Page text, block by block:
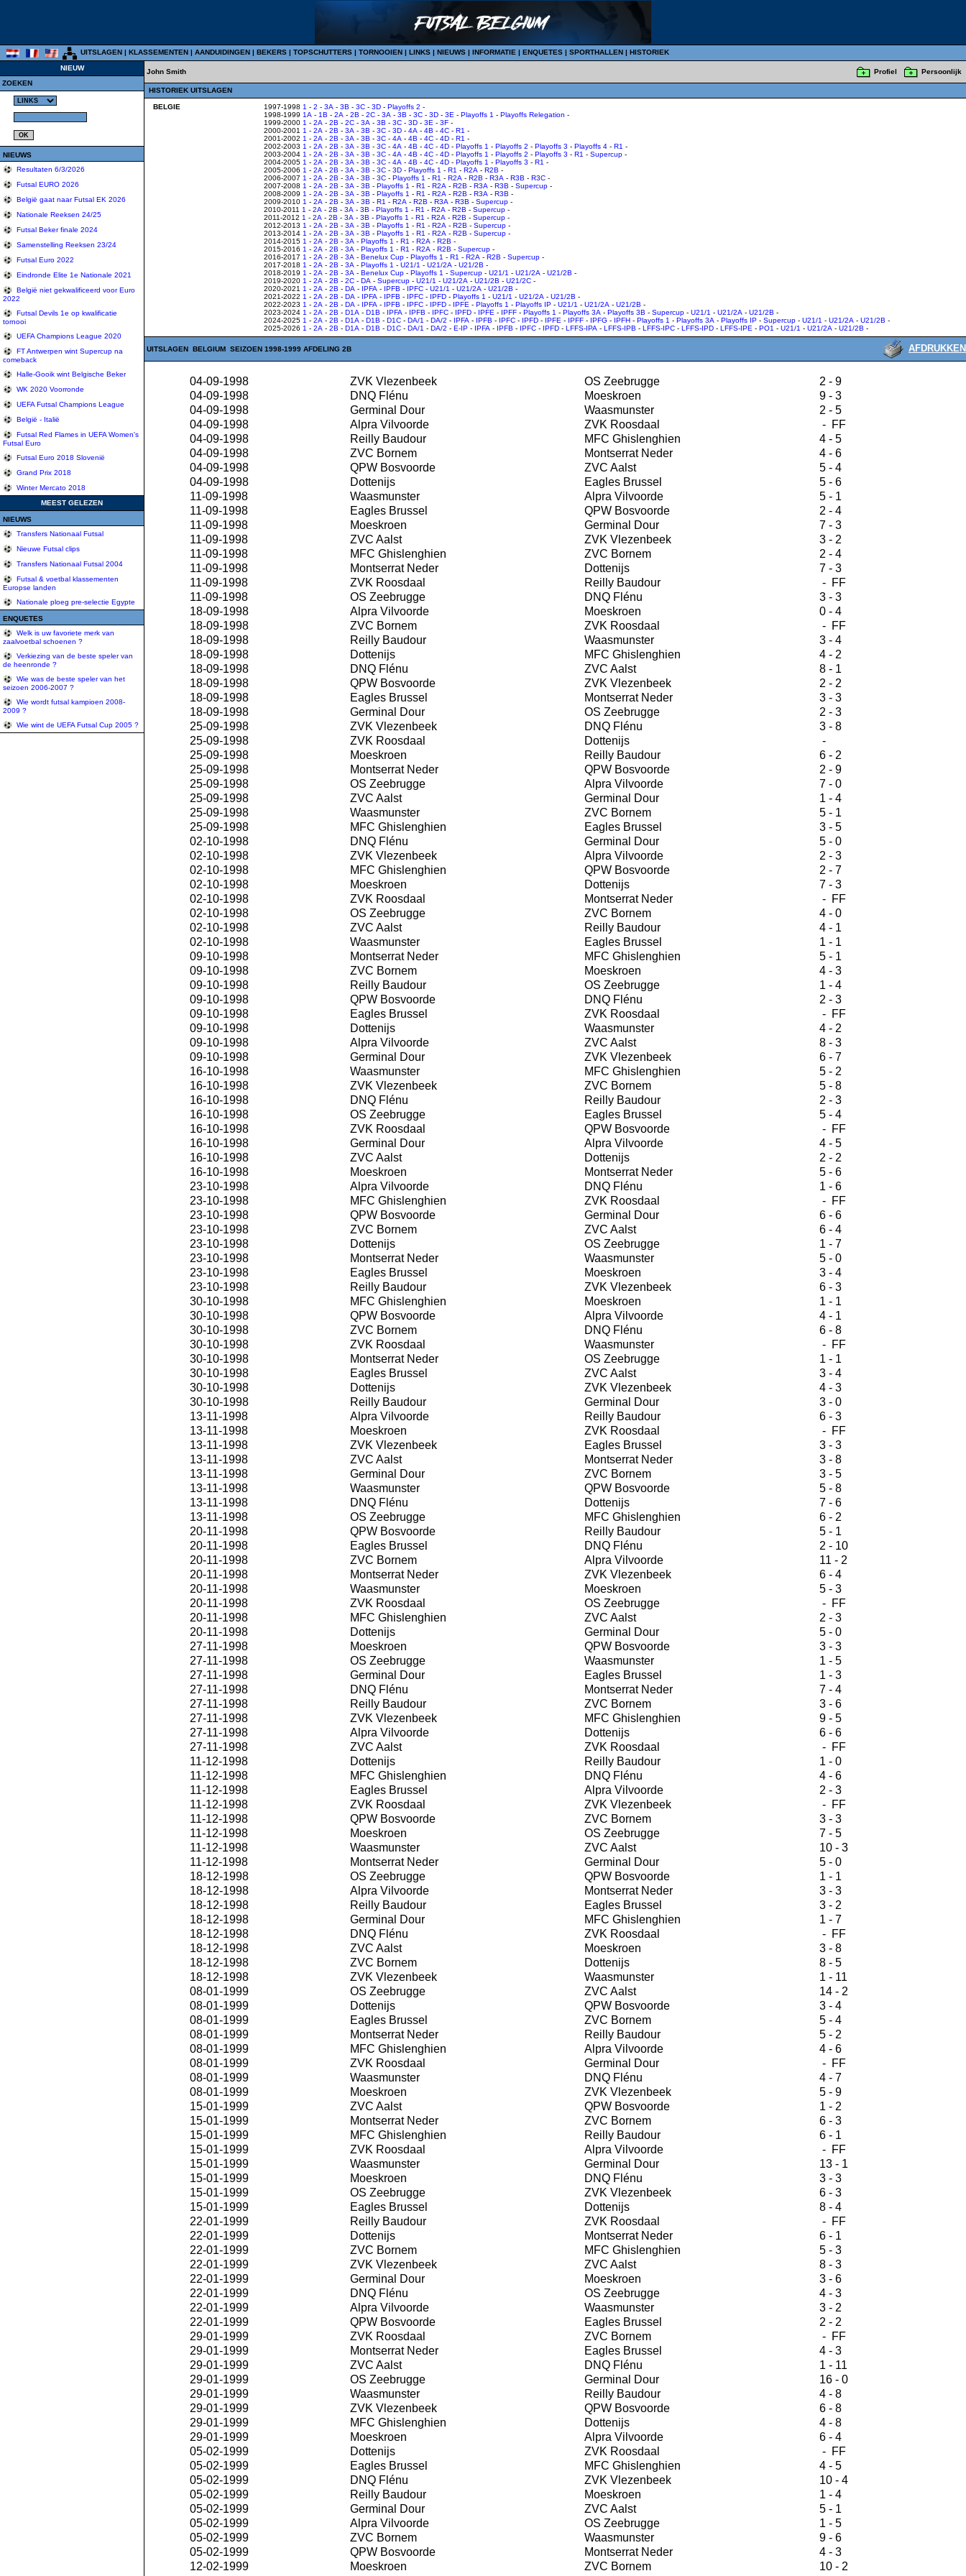
UITSLAGEN | KLASSEMENTEN | AANDUIDINGEN | BEKERS | TOPSCHUTTERS | TORNOOIEN | LINKS | NIEUWS | INFORMATIE | ENQUETES | SPORTHALLEN | HISTORIEK
NIEUW
ZOEKEN
NIEUWS
Resultaten 6/3/2026
Futsal EURO 2026
België gaat naar Futsal EK 2026
Nationale Reeksen 24/25
Futsal Beker finale 2024
Samenstelling Reeksen 23/24
Futsal Euro 2022
Eindronde Elite 1e Nationale 2021
België niet gekwalificeerd voor Euro
2022
Futsal Devils 1e op kwalificatie
tornooi
UEFA Champions League 2020
FT Antwerpen wint Supercup na
comeback
Halle-Gooik wint Belgische Beker
WK 2020 Voorronde
UEFA Futsal Champions League
België - Italië
Futsal Red Flames in UEFA Women's
Futsal Euro
Futsal Euro 2018 Slovenië
Grand Prix 2018
Winter Mercato 2018
MEEST GELEZEN
NIEUWS
Transfers Nationaal Futsal
Nieuwe Futsal clips
Transfers Nationaal Futsal 2004
Futsal & voetbal klassementen
Europse landen
Nationale ploeg pre-selectie Egypte
ENQUETES
Welk is uw favoriete merk van
zaalvoetbal schoenen ?
Verkiezing van de beste speler van
de heenronde ?
Wie was de beste speler van het
seizoen 2006-2007 ?
Wie wordt futsal kampioen 2008-
2009 ?
Wie wint de UEFA Futsal Cup 2005 ?
John Smith Profiel Persoonlijk
HISTORIEK UITSLAGEN
BELGIE 1997-1998 1 - 2 - 3A - 3B - 3C - 3D - Playoffs 2 -
1998-1999 1A - 1B - 2A - 2B - 2C - 3A - 3B - 3C - 3D - 3E - Playoffs 1 - Playoffs Relegation -
1999-2000 1 - 2A - 2B - 2C - 3A - 3B - 3C - 3D - 3E - 3F -
2000-2001 1 - 2A - 2B - 3A - 3B - 3C - 3D - 4A - 4B - 4C - R1 -
2001-2002 1 - 2A - 2B - 3A - 3B - 3C - 4A - 4B - 4C - 4D - R1 -
2002-2003 1 - 2A - 2B - 3A - 3B - 3C - 4A - 4B - 4C - 4D - Playoffs 1 - Playoffs 2 - Playoffs 3 - Playoffs 4 - R1 -
2003-2004 1 - 2A - 2B - 3A - 3B - 3C - 4A - 4B - 4C - 4D - Playoffs 1 - Playoffs 2 - Playoffs 3 - R1 - Supercup -
2004-2005 1 - 2A - 2B - 3A - 3B - 3C - 4A - 4B - 4C - 4D - Playoffs 1 - Playoffs 3 - R1 -
2005-2006 1 - 2A - 2B - 3A - 3B - 3C - 3D - Playoffs 1 - R1 - R2A - R2B -
2006-2007 1 - 2A - 2B - 3A - 3B - 3C - Playoffs 1 - R1 - R2A - R2B - R3A - R3B - R3C -
2007-2008 1 - 2A - 2B - 3A - 3B - Playoffs 1 - R1 - R2A - R2B - R3A - R3B - Supercup -
2008-2009 1 - 2A - 2B - 3A - 3B - Playoffs 1 - R1 - R2A - R2B - R3A - R3B -
2009-2010 1 - 2A - 2B - 3A - 3B - R1 - R2A - R2B - R3A - R3B - Supercup -
2010-2011 1 - 2A - 2B - 3A - 3B - Playoffs 1 - R1 - R2A - R2B - Supercup -
2011-2012 1 - 2A - 2B - 3A - 3B - Playoffs 1 - R1 - R2A - R2B - Supercup -
2012-2013 1 - 2A - 2B - 3A - 3B - Playoffs 1 - R1 - R2A - R2B - Supercup -
2013-2014 1 - 2A - 2B - 3A - 3B - Playoffs 1 - R1 - R2A - R2B - Supercup -
2014-2015 1 - 2A - 2B - 3A - Playoffs 1 - R1 - R2A - R2B -
2015-2016 1 - 2A - 2B - 3A - Playoffs 1 - R1 - R2A - R2B - Supercup -
2016-2017 1 - 2A - 2B - 3A - Benelux Cup - Playoffs 1 - R1 - R2A - R2B - Supercup -
2017-2018 1 - 2A - 2B - 3A - Playoffs 1 - U21/1 - U21/2A - U21/2B -
2018-2019 1 - 2A - 2B - 3A - Benelux Cup - Playoffs 1 - Supercup - U21/1 - U21/2A - U21/2B -
2019-2020 1 - 2A - 2B - 2C - DA - Supercup - U21/1 - U21/2A - U21/2B - U21/2C -
2020-2021 1 - 2A - 2B - DA - IPFA - IPFB - IPFC - U21/1 - U21/2A - U21/2B -
2021-2022 1 - 2A - 2B - DA - IPFA - IPFB - IPFC - IPFD - Playoffs 1 - U21/1 - U21/2A - U21/2B -
2022-2023 1 - 2A - 2B - DA - IPFA - IPFB - IPFC - IPFD - IPFE - Playoffs 1 - Playoffs IP - U21/1 - U21/2A - U21/2B -
2023-2024 1 - 2A - 2B - D1A - D1B - IPFA - IPFB - IPFC - IPFD - IPFE - IPFF - Playoffs 1 - Playoffs 3A - Playoffs 3B - Supercup - U21/1 - U21/2A - U21/2B -
2024-2025 1 - 2A - 2B - D1A - D1B - D1C - DA/1 - DA/2 - IPFA - IPFB - IPFC - IPFD - IPFE - IPFF - IPFG - IPFH - Playoffs 1 - Playoffs 3A - Playoffs IP - Supercup - U21/1 - U21/2A - U21/2B -
2025-2026 1 - 2A - 2B - D1A - D1B - D1C - DA/1 - DA/2 - E-IP - IPFA - IPFB - IPFC - IPFD - LFFS-IPA - LFFS-IPB - LFFS-IPC - LFFS-IPD - LFFS-IPE - PO1 - U21/1 - U21/2A - U21/2B -
UITSLAGEN BELGIUM SEIZOEN 1998-1999 AFDELING 2B AFDRUKKEN
04-09-1998 ZVK Vlezenbeek OS Zeebrugge
2 - 9
04-09-1998
DNQ Flénu Moeskroen
9 - 3
04-09-1998
Germinal Dour Waasmunster
2 - 5
04-09-1998
Alpra Vilvoorde ZVK Roosdaal
- FF
04-09-1998
Reilly Baudour MFC Ghislenghien
4 - 5
04-09-1998
ZVC Bornem Montserrat Neder
4 - 6
04-09-1998
QPW Bosvoorde ZVC Aalst
5 - 4
04-09-1998
Dottenijs Eagles Brussel
5 - 6
11-09-1998
Waasmunster Alpra Vilvoorde
5 - 1
11-09-1998
Eagles Brussel QPW Bosvoorde
2 - 4
11-09-1998
Moeskroen Germinal Dour
7 - 3
11-09-1998
ZVC Aalst ZVK Vlezenbeek
3 - 2
11-09-1998
MFC Ghislenghien ZVC Bornem
2 - 4
11-09-1998
Montserrat Neder Dottenijs
7 - 3
11-09-1998
ZVK Roosdaal Reilly Baudour
- FF
11-09-1998
OS Zeebrugge DNQ Flénu
3 - 3
18-09-1998
Alpra Vilvoorde Moeskroen
0 - 4
18-09-1998
ZVC Bornem ZVK Roosdaal
- FF
18-09-1998
Reilly Baudour Waasmunster
3 - 4
18-09-1998
Dottenijs MFC Ghislenghien
4 - 2
18-09-1998
DNQ Flénu ZVC Aalst
8 - 1
18-09-1998
QPW Bosvoorde ZVK Vlezenbeek
2 - 2
18-09-1998
Eagles Brussel Montserrat Neder
3 - 3
18-09-1998
Germinal Dour OS Zeebrugge
2 - 3
25-09-1998
ZVK Vlezenbeek DNQ Flénu
3 - 8
25-09-1998
ZVK Roosdaal Dottenijs
-
25-09-1998
Moeskroen Reilly Baudour
6 - 2
25-09-1998
Montserrat Neder QPW Bosvoorde
2 - 9
25-09-1998
OS Zeebrugge Alpra Vilvoorde
7 - 0
25-09-1998
ZVC Aalst Germinal Dour
1 - 4
25-09-1998
Waasmunster ZVC Bornem
5 - 1
25-09-1998
MFC Ghislenghien Eagles Brussel
3 - 5
02-10-1998
DNQ Flénu Germinal Dour
5 - 0
02-10-1998
ZVK Vlezenbeek Alpra Vilvoorde
2 - 3
02-10-1998
MFC Ghislenghien QPW Bosvoorde
2 - 7
02-10-1998
Moeskroen Dottenijs
7 - 3
02-10-1998
ZVK Roosdaal Montserrat Neder
- FF
02-10-1998
OS Zeebrugge ZVC Bornem
4 - 0
02-10-1998
ZVC Aalst Reilly Baudour
4 - 1
02-10-1998
Waasmunster Eagles Brussel
1 - 1
09-10-1998
Montserrat Neder MFC Ghislenghien
5 - 1
09-10-1998
ZVC Bornem Moeskroen
4 - 3
09-10-1998
Reilly Baudour OS Zeebrugge
1 - 4
09-10-1998
QPW Bosvoorde DNQ Flénu
2 - 3
09-10-1998
Eagles Brussel ZVK Roosdaal
- FF
09-10-1998
Dottenijs Waasmunster
4 - 2
09-10-1998
Alpra Vilvoorde ZVC Aalst
8 - 3
09-10-1998
Germinal Dour ZVK Vlezenbeek
6 - 7
16-10-1998
Waasmunster MFC Ghislenghien
5 - 2
16-10-1998
ZVK Vlezenbeek ZVC Bornem
5 - 8
16-10-1998
DNQ Flénu Reilly Baudour
2 - 3
16-10-1998
OS Zeebrugge Eagles Brussel
5 - 4
16-10-1998
ZVK Roosdaal QPW Bosvoorde
- FF
16-10-1998
Germinal Dour Alpra Vilvoorde
4 - 5
16-10-1998
ZVC Aalst Dottenijs
2 - 2
16-10-1998
Moeskroen Montserrat Neder
5 - 6
23-10-1998
Alpra Vilvoorde DNQ Flénu
1 - 6
23-10-1998
MFC Ghislenghien ZVK Roosdaal
- FF
23-10-1998
QPW Bosvoorde Germinal Dour
6 - 6
23-10-1998
ZVC Bornem ZVC Aalst
6 - 4
23-10-1998
Dottenijs OS Zeebrugge
1 - 7
23-10-1998
Montserrat Neder Waasmunster
5 - 0
23-10-1998
Eagles Brussel Moeskroen
3 - 4
23-10-1998
Reilly Baudour ZVK Vlezenbeek
6 - 3
30-10-1998
MFC Ghislenghien Moeskroen
1 - 1
30-10-1998
QPW Bosvoorde Alpra Vilvoorde
4 - 1
30-10-1998
ZVC Bornem DNQ Flénu
6 - 8
30-10-1998
ZVK Roosdaal Waasmunster
- FF
30-10-1998
Montserrat Neder OS Zeebrugge
1 - 1
30-10-1998
Eagles Brussel ZVC Aalst
3 - 4
30-10-1998
Dottenijs ZVK Vlezenbeek
4 - 3
30-10-1998
Reilly Baudour Germinal Dour
3 - 0
13-11-1998
Alpra Vilvoorde Reilly Baudour
6 - 3
13-11-1998
Moeskroen ZVK Roosdaal
- FF
13-11-1998
ZVK Vlezenbeek Eagles Brussel
3 - 3
13-11-1998
ZVC Aalst Montserrat Neder
3 - 8
13-11-1998
Germinal Dour ZVC Bornem
3 - 5
13-11-1998
Waasmunster QPW Bosvoorde
5 - 8
13-11-1998
DNQ Flénu Dottenijs
7 - 6
13-11-1998
OS Zeebrugge MFC Ghislenghien
6 - 2
20-11-1998
QPW Bosvoorde Reilly Baudour
5 - 1
20-11-1998
Eagles Brussel DNQ Flénu
2 - 10
20-11-1998
ZVC Bornem Alpra Vilvoorde
11 - 2
20-11-1998
Montserrat Neder ZVK Vlezenbeek
6 - 4
20-11-1998
Waasmunster Moeskroen
5 - 3
20-11-1998
ZVK Roosdaal OS Zeebrugge
- FF
20-11-1998
MFC Ghislenghien ZVC Aalst
2 - 3
20-11-1998
Dottenijs Germinal Dour
5 - 0
27-11-1998
Moeskroen QPW Bosvoorde
3 - 3
27-11-1998
OS Zeebrugge Waasmunster
1 - 5
27-11-1998
Germinal Dour Eagles Brussel
1 - 3
27-11-1998
DNQ Flénu Montserrat Neder
7 - 4
27-11-1998
Reilly Baudour ZVC Bornem
3 - 6
27-11-1998
ZVK Vlezenbeek MFC Ghislenghien
9 - 5
27-11-1998
Alpra Vilvoorde Dottenijs
6 - 6
27-11-1998
ZVC Aalst ZVK Roosdaal
- FF
11-12-1998
Dottenijs Reilly Baudour
1 - 0
11-12-1998
MFC Ghislenghien DNQ Flénu
4 - 6
11-12-1998
Eagles Brussel Alpra Vilvoorde
2 - 3
11-12-1998
ZVK Roosdaal ZVK Vlezenbeek
- FF
11-12-1998
QPW Bosvoorde ZVC Bornem
3 - 3
11-12-1998
Moeskroen OS Zeebrugge
7 - 5
11-12-1998
Waasmunster ZVC Aalst
10 - 3
11-12-1998
Montserrat Neder Germinal Dour
5 - 0
18-12-1998
OS Zeebrugge QPW Bosvoorde
1 - 1
18-12-1998
Alpra Vilvoorde Montserrat Neder
3 - 3
18-12-1998
Reilly Baudour Eagles Brussel
3 - 2
18-12-1998
Germinal Dour MFC Ghislenghien
1 - 7
18-12-1998
DNQ Flénu ZVK Roosdaal
- FF
18-12-1998
ZVC Aalst Moeskroen
3 - 8
18-12-1998
ZVC Bornem Dottenijs
8 - 5
18-12-1998
ZVK Vlezenbeek Waasmunster
1 - 11
08-01-1999
OS Zeebrugge ZVC Aalst
14 - 2
08-01-1999
Dottenijs QPW Bosvoorde
3 - 4
08-01-1999
Eagles Brussel ZVC Bornem
5 - 4
08-01-1999
Montserrat Neder Reilly Baudour
5 - 2
08-01-1999
MFC Ghislenghien Alpra Vilvoorde
4 - 6
08-01-1999
ZVK Roosdaal Germinal Dour
- FF
08-01-1999
Waasmunster DNQ Flénu
4 - 7
08-01-1999
Moeskroen ZVK Vlezenbeek
5 - 9
15-01-1999
ZVC Aalst QPW Bosvoorde
1 - 2
15-01-1999
Montserrat Neder ZVC Bornem
6 - 3
15-01-1999
MFC Ghislenghien Reilly Baudour
6 - 1
15-01-1999
ZVK Roosdaal Alpra Vilvoorde
- FF
15-01-1999
Waasmunster Germinal Dour
13 - 1
15-01-1999
Moeskroen DNQ Flénu
3 - 3
15-01-1999
OS Zeebrugge ZVK Vlezenbeek
6 - 3
15-01-1999
Eagles Brussel Dottenijs
8 - 4
22-01-1999
Reilly Baudour ZVK Roosdaal
- FF
22-01-1999
Dottenijs Montserrat Neder
6 - 1
22-01-1999
ZVC Bornem MFC Ghislenghien
5 - 3
22-01-1999
ZVK Vlezenbeek ZVC Aalst
8 - 3
22-01-1999
Germinal Dour Moeskroen
3 - 6
22-01-1999
DNQ Flénu OS Zeebrugge
4 - 3
22-01-1999
Alpra Vilvoorde Waasmunster
3 - 2
22-01-1999
QPW Bosvoorde Eagles Brussel
2 - 2
29-01-1999
ZVK Roosdaal ZVC Bornem
- FF
29-01-1999
Montserrat Neder Eagles Brussel
4 - 3
29-01-1999
ZVC Aalst DNQ Flénu
1 - 11
29-01-1999
OS Zeebrugge Germinal Dour
16 - 0
29-01-1999
Waasmunster Reilly Baudour
4 - 8
29-01-1999
ZVK Vlezenbeek QPW Bosvoorde
6 - 8
29-01-1999
MFC Ghislenghien Dottenijs
4 - 8
29-01-1999
Moeskroen Alpra Vilvoorde
6 - 4
05-02-1999
Dottenijs ZVK Roosdaal
- FF
05-02-1999
Eagles Brussel MFC Ghislenghien
4 - 5
05-02-1999
DNQ Flénu ZVK Vlezenbeek
10 - 4
05-02-1999
Reilly Baudour Moeskroen
1 - 4
05-02-1999
Germinal Dour ZVC Aalst
5 - 1
05-02-1999
Alpra Vilvoorde OS Zeebrugge
1 - 5
05-02-1999
ZVC Bornem Waasmunster
9 - 6
05-02-1999
QPW Bosvoorde Montserrat Neder
4 - 3
12-02-1999
Moeskroen ZVC Bornem
10 - 2